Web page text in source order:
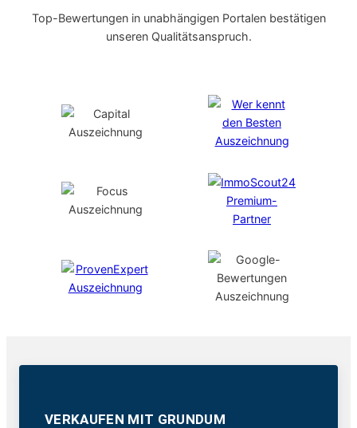
Top-Bewertungen in unabhängigen Portalen bestätigen
unseren Qualitätsanspruch.
VERKAUFEN MIT GRUNDUM